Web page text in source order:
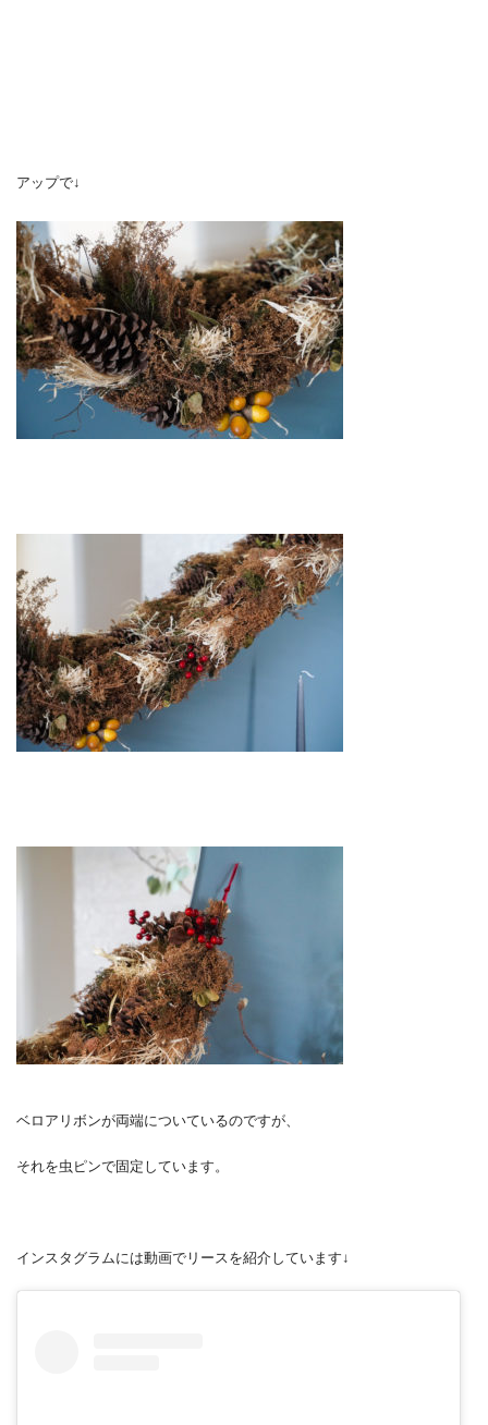
アップで↓
ベロアリボンが両端についているのですが、
それを虫ピンで固定しています。
インスタグラムには動画でリースを紹介しています↓